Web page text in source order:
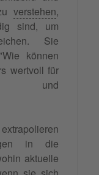
verstehen,
sind, um
Sie
können
wertvoll für
und
in die
aktuelle